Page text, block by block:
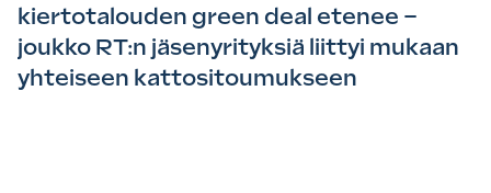
kiertotalouden green deal etenee –
joukko RT:n jäsenyrityksiä liittyi mukaan
yhteiseen kattositoumukseen